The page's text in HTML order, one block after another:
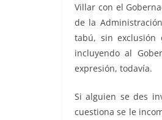
Villar con el
de la
tabú, sin exclusión
incluyendo al
expresión, todavía.
Si alguien se des
cuestiona se le